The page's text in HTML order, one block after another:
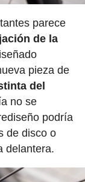
parece
de la
pieza de
del
no se
podría
de disco o
delantera.